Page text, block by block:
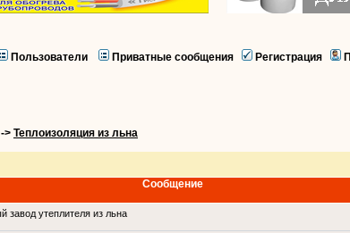
Пользователи Приватные сообщения Регистрация
-> Теплоизоляция из льна
Сообщение
завод утеплителя из льна